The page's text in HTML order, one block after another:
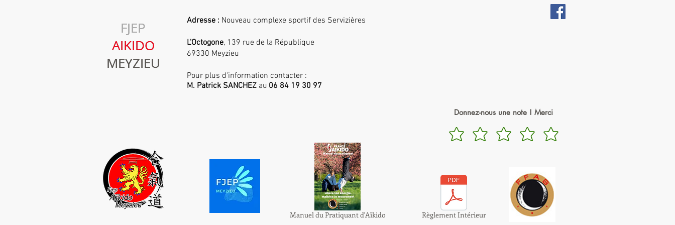
FJEP
AIKIDO
MEYZIEU
FJEP
AIKIDO
MEYZIEU
Adresse : Nouveau complexe sportif des Servizières
L'Octogone, 139 rue de la République
69330 Meyzieu
Pour plus d'information contacter :
M. Patrick SANCHEZ au 06 84 19 30 97
Donnez-nous une note ! Merci
Manuel du Pratiquant d'Aïkido Règlement Intérieur